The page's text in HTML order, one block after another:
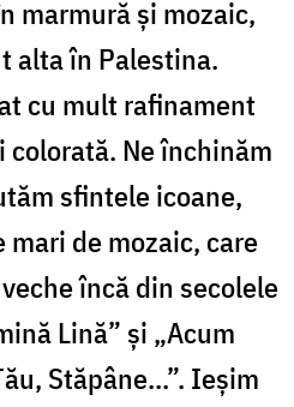
marmură și mozaic,
alta în Palestina.
cu mult rafinament
Ne închinăm
sfintele icoane,
de mozaic, care
încă din secolele
Lină” și „Acum
Stăpâne...”. Ieșim